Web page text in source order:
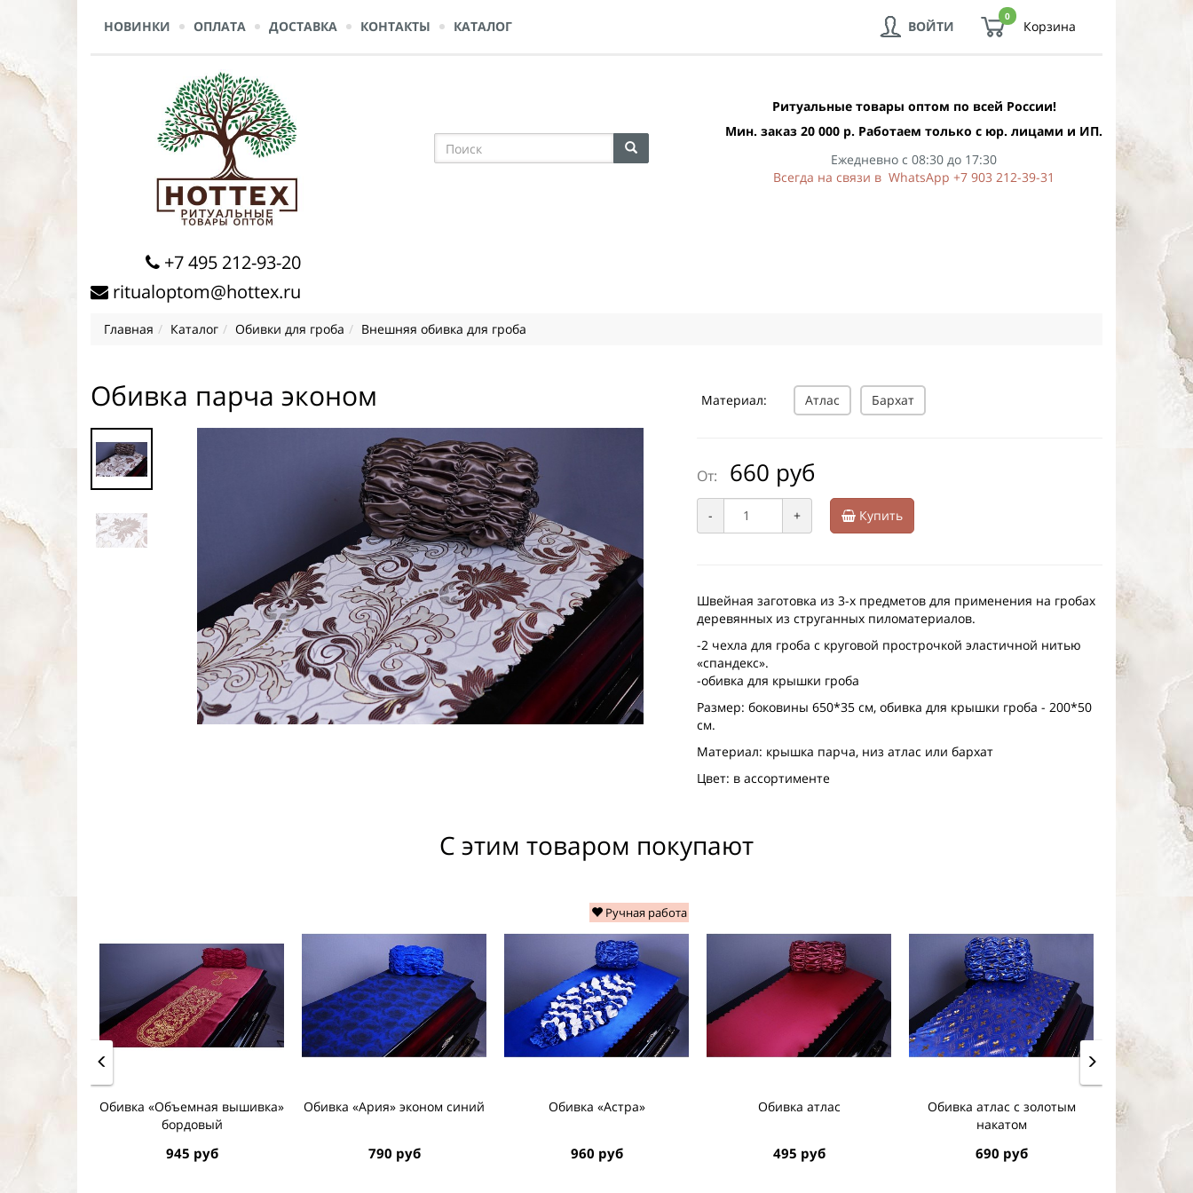
НОВИНКИ ОПЛАТА ДОСТАВКА КОНТАКТЫ КАТАЛОГ
0
Корзина
ВОЙТИ
Ритуальные товары оптом по всей России!
Мин. заказ 20 000 р. Работаем только с юр. лицами и ИП.
Ежедневно с 08:30 до 17:30
Всегда на связи в WhatsApp +7 903 212-39-31
+7 495 212-93-20
ritualoptom@hottex.ru
Главная Каталог Обивки для гроба Внешняя обивка для гроба
Обивка парча эконом Материал: Атлас Бархат
От: 660 руб
- + Купить
Швейная заготовка из 3-х предметов для применения на гробах
деревянных из струганных пиломатериалов.
-2 чехла для гроба с круговой прострочкой эластичной нитью
«спандекс».
-обивка для крышки гроба
Размер: боковины 650*35 см, обивка для крышки гроба - 200*50
см.
Материал: крышка парча, низ атлас или бархат
Цвет: в ассортименте
С этим товаром покупают
Обивка «Объемная вышивка»
бордовый
945 руб
Обивка «Ария» эконом синий
790 руб
Ручная работа
Обивка «Астра»
960 руб
Обивка атлас
495 руб
Обивка атлас c золотым
накатом
690 руб